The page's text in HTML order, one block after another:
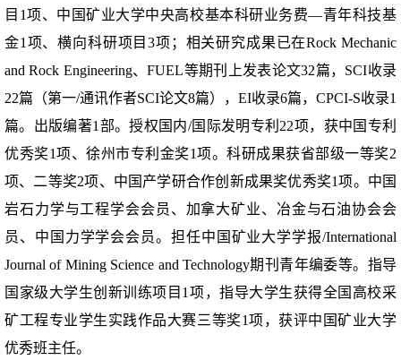
目 1项、中国矿业大学中央高校基本科研业务费—青年科技基
金1 项、横向科研项目3项；相关研究成果已在Rock Mechanic
and Rock Engineering、FUEL等期刊上发表论文32篇， SCI收录
22篇（第一/通讯作者SCI论文8篇）， EI收录6篇， CPCI-S收录1
篇。出版编著1 部。授权国内/国际发明专利 22项，获中国专利
优秀奖1项、徐州市专利金奖1项。科研成果获省部级一等奖2
项、二等奖2项、中国产学研合作创新成果奖优秀奖1项。中国
岩石力学与工程学会会员、加拿大矿业、冶金与石油协会会
员、中国力学学会会员。担任中国矿业大学学报/International
Journal of Mining Science and Technology期刊青年编委等。指导
国家级大学生创新训练项目 1 项，指导大学生获得全国高校采
矿工程专业学生实践作品大赛三等奖1项，获评中国矿业大学
优秀班主任。